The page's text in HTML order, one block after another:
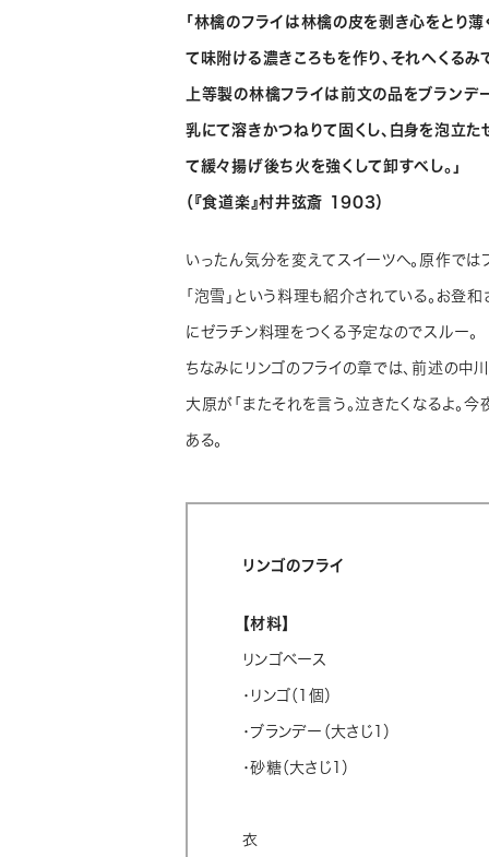
「林檎のフライは林檎の皮を剥き心をとり
て味附ける濃きころもを作り、それへくるみ
上等製の林檎フライは前文の品をブラン
乳にて溶きかつねりて固くし、白身を泡立
て緩々揚げ後ち火を強くして卸すべし。」
（『食道楽』村井弦斎 1903）
いったん気分を変えてスイーツへ。原作では
「泡雪」という料理も紹介されている。お登
にゼラチン料理をつくる予定なのでスルー。
ちなみにリンゴのフライの章では、前述の中
大原が「またそれを言う。泣きたくなるよ。
ある。
リンゴのフライ
【材料】
リンゴベース
・リンゴ（1個）
・ブランデー（大さじ1）
・砂糖（大さじ1）
衣